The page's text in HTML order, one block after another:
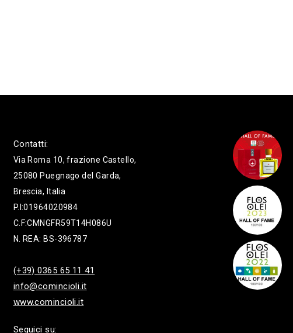
Contatti:
Via Roma 10, frazione Castello,
25080 Puegnago del Garda,
Brescia, Italia
P.I:01964020984
C.F:CMNGFR59T14H086U
N. REA: BS-396787
(+39) 0365 65 11 41
info@comincioli.it
www.comincioli.it
Seguici su: